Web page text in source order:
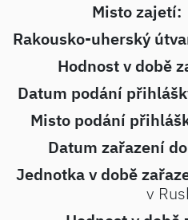
Misto zajetí:
Rakousko-uherský
Hodnost v době
Datum podání
Misto podání
Datum zařazení
Jednotka v době
v